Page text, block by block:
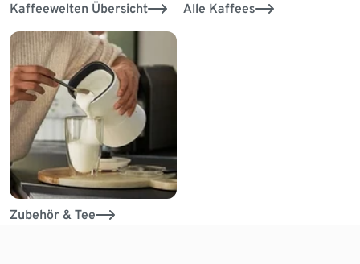
Kaffeewelten Übersicht Alle Kaffees
Zubehör & Tee